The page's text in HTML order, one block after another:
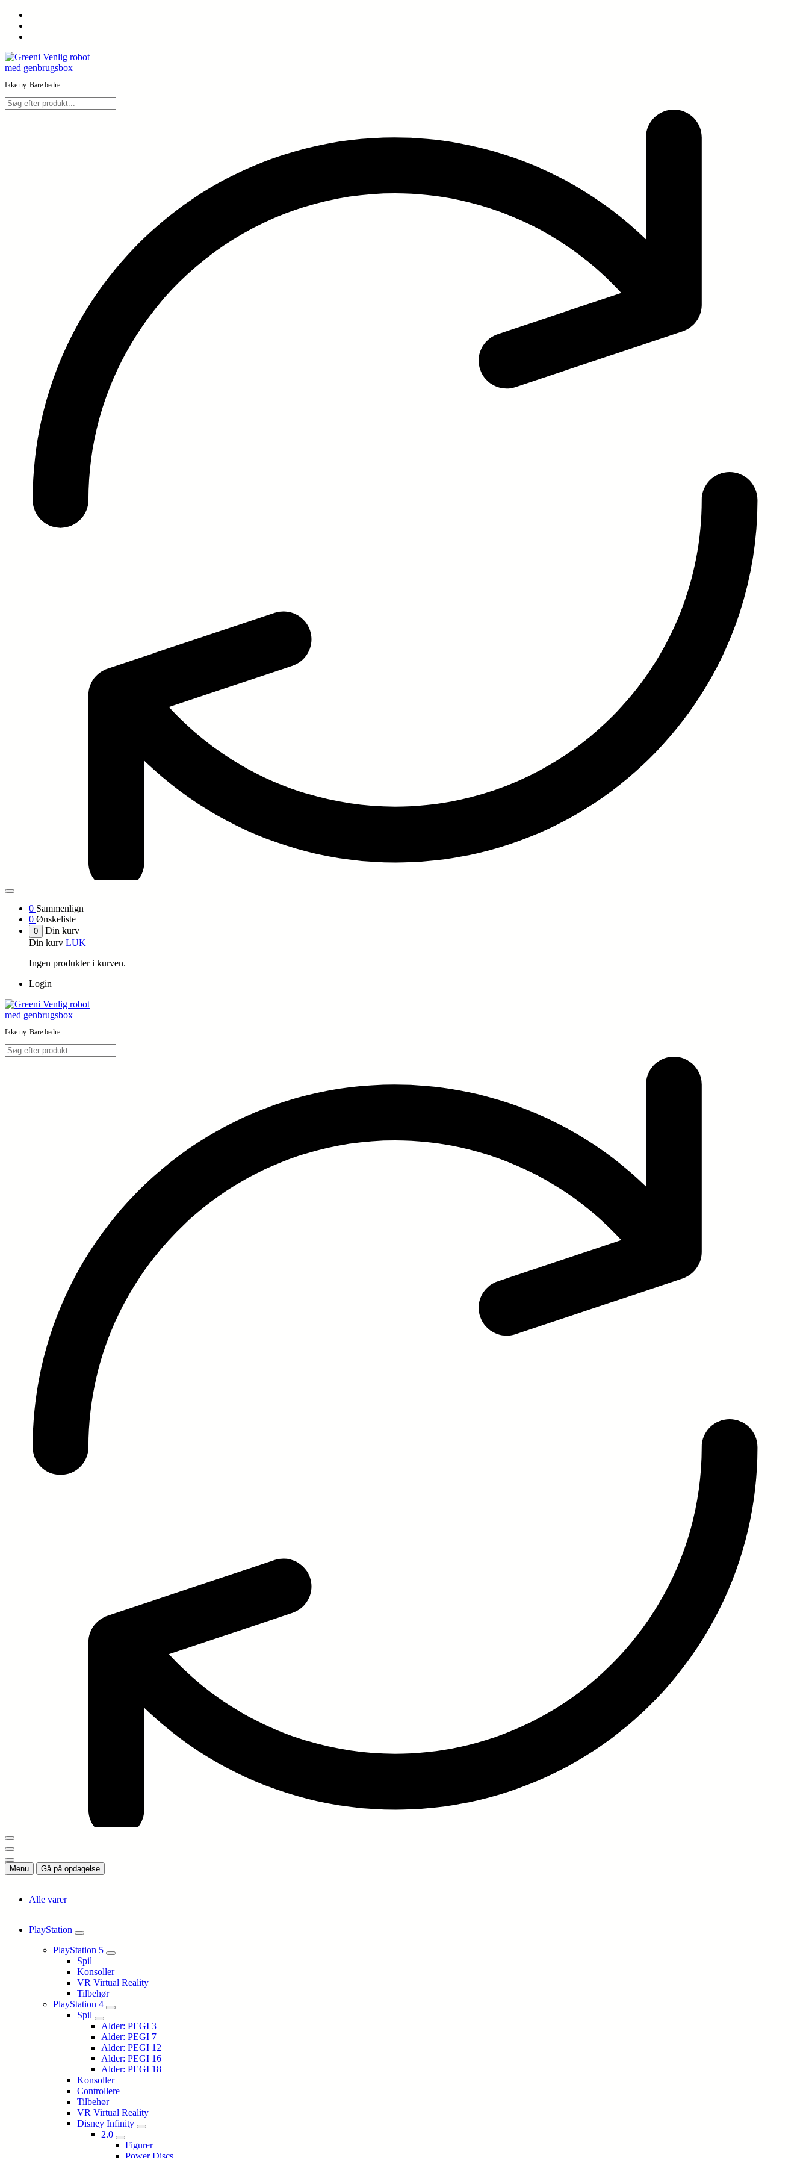
Spring
indhold
Ikke ny. Bare bedre.
0 Sammenlign
0 Ønskeliste
0
Din kurv
Din kurv LUK
Ingen produkter i kurven.
Login
Ikke ny. Bare bedre.
Menu Gå på opdagelse
Alle varer
PlayStation
PlayStation 5
Spil
Konsoller
VR Virtual Reality
Tilbehør
PlayStation 4
Spil
Alder: PEGI 3
Alder: PEGI 7
Alder: PEGI 12
Alder: PEGI 16
Alder: PEGI 18
Konsoller
Controllere
Tilbehør
VR Virtual Reality
Disney Infinity
2.0
Figurer
Power Discs